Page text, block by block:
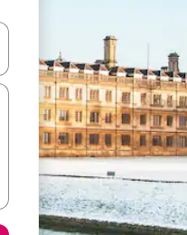
le haut et vers le bas pour